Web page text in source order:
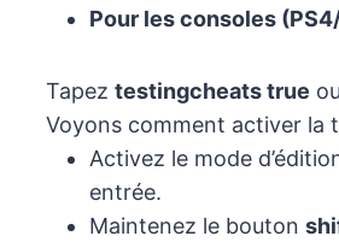
Pour les consoles
Tapez testingcheats true ou
Voyons comment activer la
Activez le mode
entrée.
Maintenez le bouton